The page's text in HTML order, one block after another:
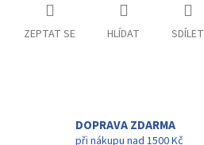
ZEPTAT SE HLÍDAT SDÍLET
DOPRAVA ZDARMA
při nákupu nad 1500 Kč